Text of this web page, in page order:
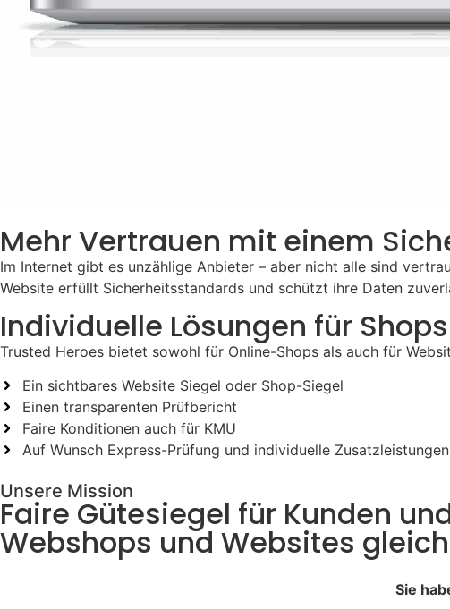
Mehr Vertrauen mit einem
Im Internet gibt es unzählige Anbieter – aber nicht alle sind
Website erfüllt Sicherheitsstandards und schützt ihre Daten
Individuelle Lösungen für
Trusted Heroes bietet sowohl für Online-Shops als auch für
Ein sichtbares Website Siegel oder Shop-Siegel
Einen transparenten Prüfbericht
Faire Konditionen auch für KMU
Auf Wunsch Express-Prüfung und individuelle Zusatzleistungen
Unsere Mission
Faire Gütesiegel für Kunden
Webshops und Websites
Sie